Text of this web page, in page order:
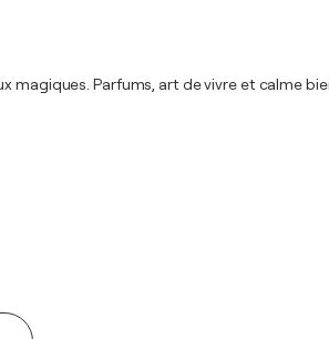
Parfums, art de vivre et calme